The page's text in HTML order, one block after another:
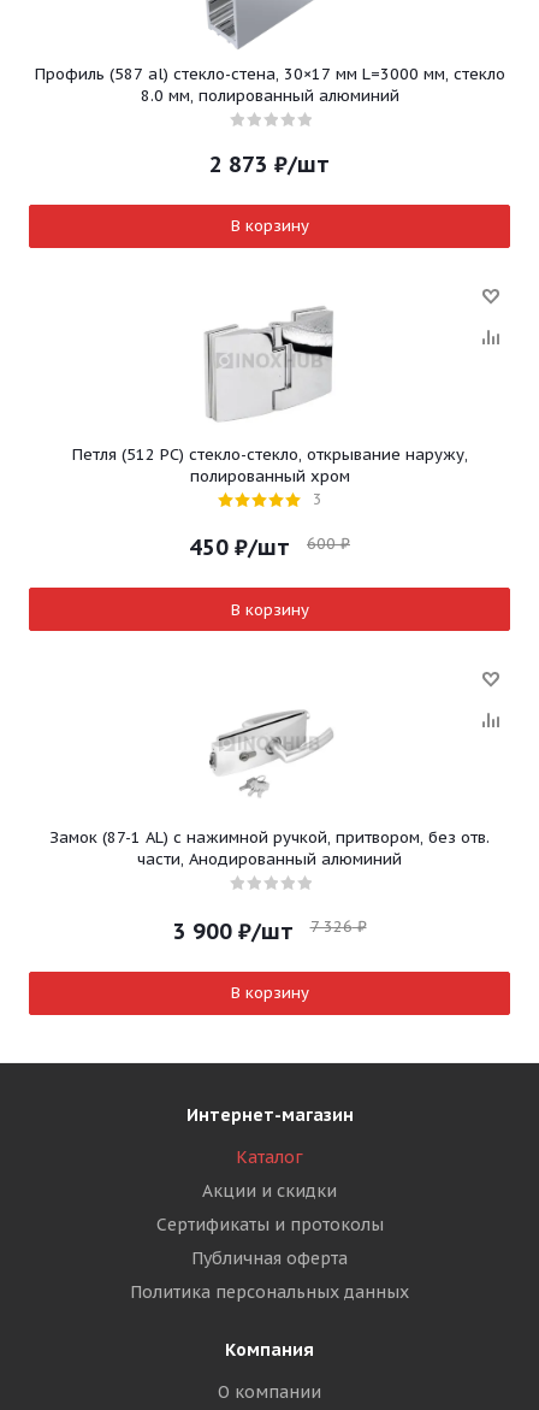
Профиль (587 al) стекло-стена, 30×17 мм L=3000 мм, стекло
8.0 мм, полированный алюминий
2 873 ₽/шт
В корзину
Петля (512 PC) стекло-стекло, открывание наружу,
полированный хром
3
450 ₽/шт 600₽
В корзину
Замок (87-1 AL) с нажимной ручкой, притвором, без отв.
части, Анодированный алюминий
3 900₽/шт 7 326₽
В корзину
Интернет-магазин
Каталог
Акции и скидки
Сертификаты и протоколы
Публичная оферта
Политика персональных данных
Компания
О компании